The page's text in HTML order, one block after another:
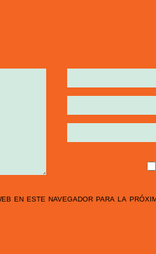
en este navegador para la